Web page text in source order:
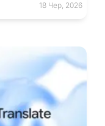
18 Чер, 2026